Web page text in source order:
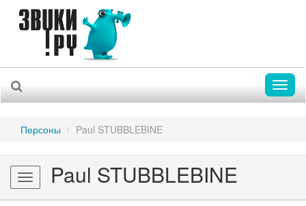
Персоны Paul STUBBLEBINE
Toggle
navigation
Paul STUBBLEBINE